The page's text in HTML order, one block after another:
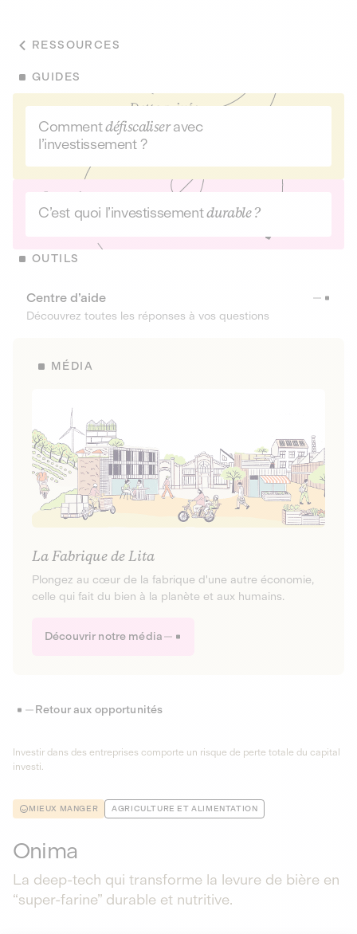
RESSOURCES
GUIDES
Commentdéfiscaliser avec
l’investissement ?
C’est quoi l’investissementdurable ?
OUTILS
Centre d’aide
Découvrez toutes les réponses à vos questions
MÉDIA
La Fabrique de Lita
Plongez au cœur de la fabrique d'une autre économie,
celle qui fait du bien à la planète et aux humains.
Découvrir notre média
Retour aux opportunités
Investir dans des entreprises comporte un risque de perte totale du capital
investi.
MIEUX MANGER AGRICULTURE ET ALIMENTATION
Onima
La deep-tech qui transforme la levure de bière en
“super-farine” durable et nutritive.